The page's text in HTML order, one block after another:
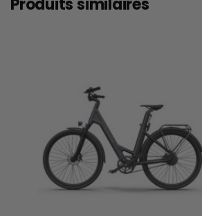
Produits similaires